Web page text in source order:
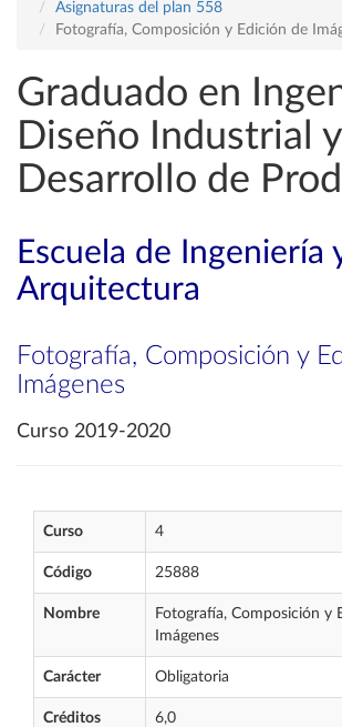
Asignaturas del plan 558
Fotografía, Composición y Edición de
Graduado en
Diseño Industrial y
Desarrollo de
Escuela de Ingeniería
Arquitectura
Fotografía, Composición y
Imágenes
Curso 2019-2020
Curso 4
Código 25888
Nombre
Fotografía, Composición y
Imágenes
Carácter Obligatoria
Créditos 6,0